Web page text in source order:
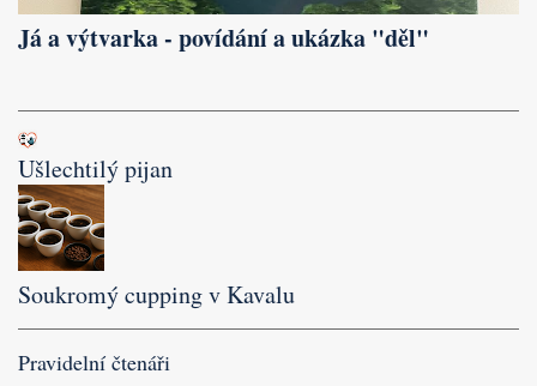
Já a výtvarka - povídání a ukázka "děl"
Ušlechtilý pijan
Soukromý cupping v Kavalu
Pravidelní čtenáři